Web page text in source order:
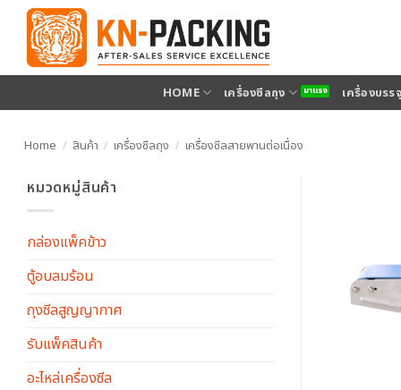
เนื้อหา
HOME เครื่องซีลถุง เครื่องบรร
Home / สินค้า / เครื่องซีลถุง / เครื่องซีลสายพานต่อเนื่อง
หมวดหมู่สินค้า
กล่องแพ็คข้าว
ตู้อบลมร้อน
ถุงซีลสูญญากาศ
รับแพ็คสินค้า
อะไหล่เครื่องซีล